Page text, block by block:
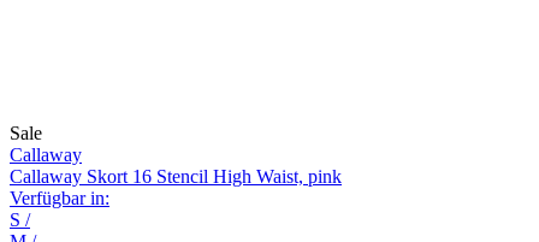
Sale
Callaway
Callaway Skort 16 Stencil High Waist, pink
Verfügbar in:
S /